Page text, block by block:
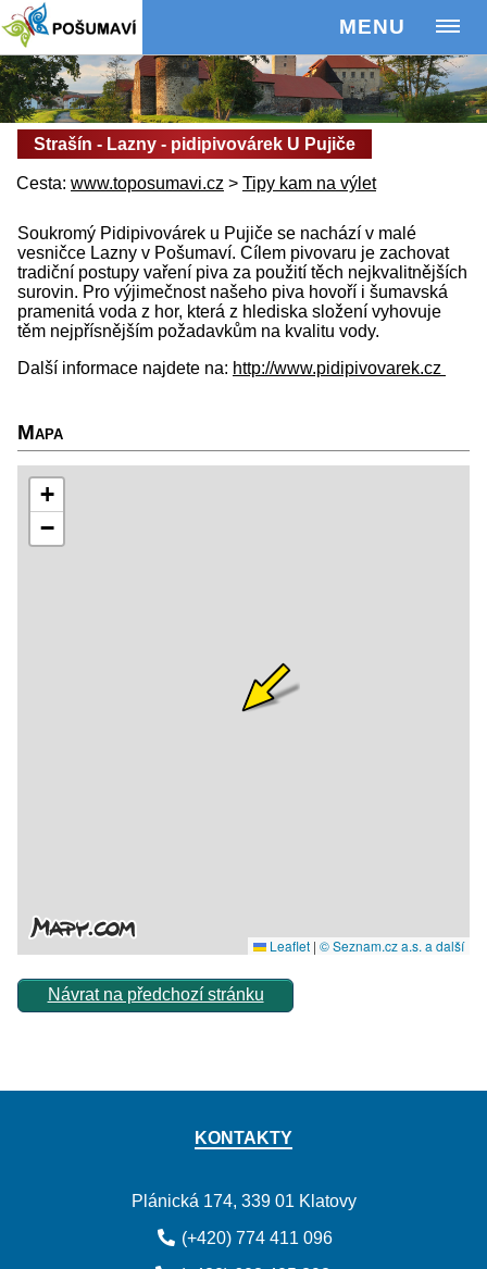
MENU
Strašín - Lazny - pidipivovárek U Pujiče
Cesta: www.toposumavi.cz > Tipy kam na výlet
Soukromý Pidipivovárek u Pujiče se nachází v malé
vesničce Lazny v Pošumaví. Cílem pivovaru je zachovat
tradiční postupy vaření piva za použití těch nejkvalitnějších
surovin. Pro výjimečnost našeho piva hovoří i šumavská
pramenitá voda z hor, která z hlediska složení vyhovuje
těm nejpřísnějším požadavkům na kvalitu vody.
Další informace najdete na: http://www.pidipivovarek.cz
Mapa
Návrat na předchozí stránku
KONTAKTY
Plánická 174, 339 01 Klatovy
(+420) 774 411 096